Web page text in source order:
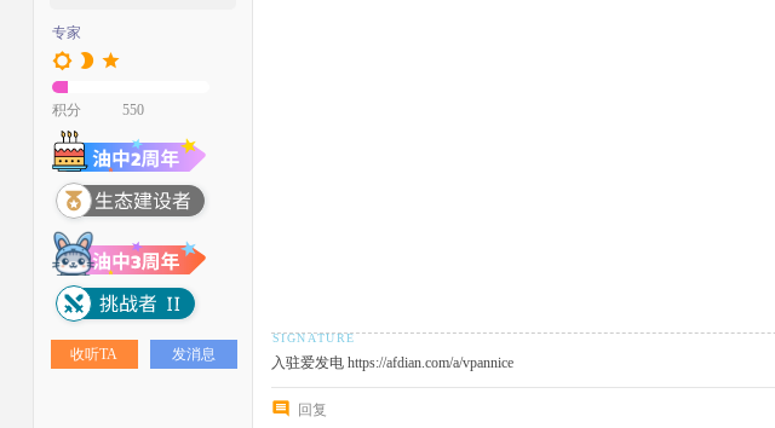
专家
积分 550
收听TA 发消息 入驻爱发电 https://afdian.com/a/vpannice
回复